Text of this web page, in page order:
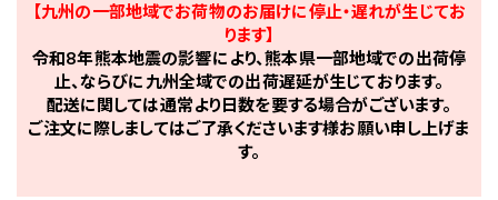
【九州の一部地域でお荷物のお届けに停止・遅れが生じてお
ります】
令和8年熊本地震の影響により、熊本県一部地域での出荷停
止、ならびに九州全域での出荷遅延が生じております。
配送に関しては通常より日数を要する場合がございます。
ご注文に際しましてはご了承くださいます様お願い申し上げま
す。